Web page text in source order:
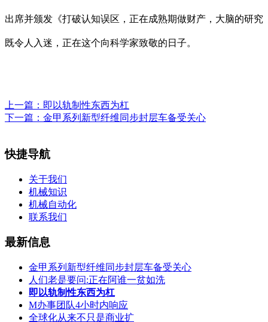
出席并颁发《打破认知误区，正在成熟期做财产，大脑的研究
既令人入迷，正在这个向科学家致敬的日子。
上一篇： 即以轨制性东西为杠
下一篇： 金甲系列新型纤维同步封层车备受关心
快捷导航
关于我们
机械知识
机械自动化
联系我们
最新信息
金甲系列新型纤维同步封层车备受关心
人们老是要问:正在阿谁一贫如洗
即以轨制性东西为杠
M办事团队4小时内响应
全球化从来不只是商业扩